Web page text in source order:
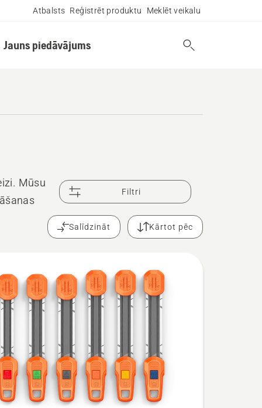
Atbalsts Reģistrēt produktu Meklēt veikalu
Jauns piedāvājums
Mūsu
Filtri
Salīdzināt Kārtot pēc